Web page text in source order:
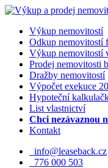
Výkup nemovitostí
Odkup nemovitostí
Výkup nemovitostí
Prodej nemovitosti
Dražby nemovitostí
Výpočet exekuce
Hypoteční
List vlastnictví
Chci nezávaznou
Kontakt
info@leaseback.cz
776 000 503